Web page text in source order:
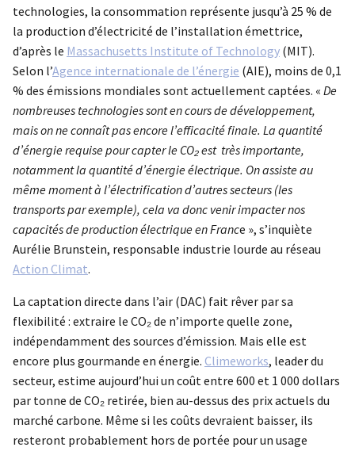
technologies, la consommation représente jusqu’à 25 % de
la production d’électricité de l’installation émettrice,
d’après le Massachusetts Institute of Technology (MIT).
Selon l’Agence internationale de l’énergie (AIE), moins de 0,1
% des émissions mondiales sont actuellement captées. « De
nombreuses technologies sont en cours de développement,
mais on ne connaît pas encore l’efficacité finale. La quantité
d’énergie requise pour capter le CO₂ est très importante,
notamment la quantité d’énergie électrique. On assiste au
même moment à l’électrification d’autres secteurs (les
transports par exemple), cela va donc venir impacter nos
capacités de production électrique en France », s’inquiète
Aurélie Brunstein, responsable industrie lourde au réseau
Action Climat.
La captation directe dans l’air (DAC) fait rêver par sa
flexibilité : extraire le CO₂ de n’importe quelle zone,
indépendamment des sources d’émission. Mais elle est
encore plus gourmande en énergie. Climeworks, leader du
secteur, estime aujourd’hui un coût entre 600 et 1 000 dollars
par tonne de CO₂ retirée, bien au-dessus des prix actuels du
marché carbone. Même si les coûts devraient baisser, ils
resteront probablement hors de portée pour un usage